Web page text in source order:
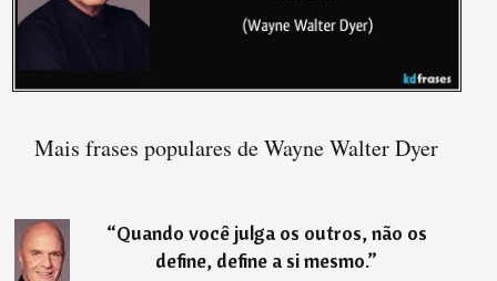
Mais frases populares de Wayne Walter Dyer
“Quando você julga os outros, não os
define, define a si mesmo.”